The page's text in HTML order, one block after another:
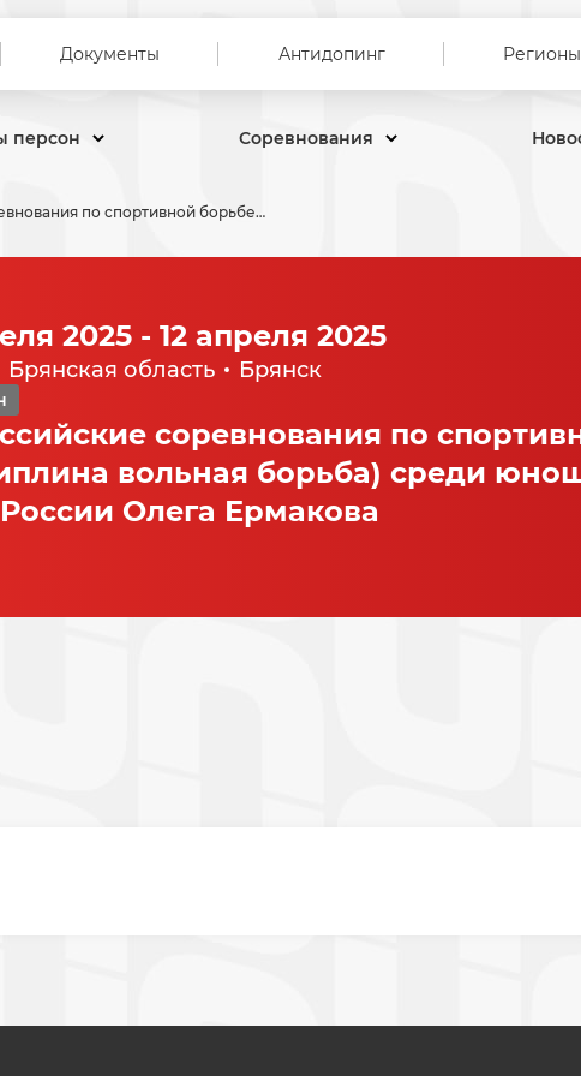
Документы Антидопинг Регионы
персон Соревнования
Всероссийские соревнования по спортивной борьбе (дисциплина вольная борьба) среди юношей до 18 лет памяти Героя России Олега Ермакова
2025 - 12 апреля 2025
Брянская область Брянск
соревнования по
вольная борьба) среди
Олега Ермакова